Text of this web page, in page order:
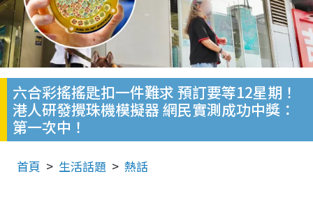
六合彩搖搖匙扣一件難求 預訂要等12星期！
港人研發攪珠機模擬器 網民實測成功中獎：
第一次中！
首頁 生活話題 熱話